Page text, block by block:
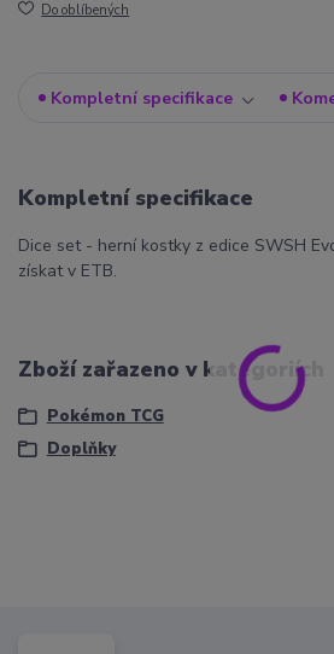
Do oblíbených
Kompletní specifikace
Kompletní specifikace
Dice set - herní kostky z edice SWSH
získat v ETB.
Zboží zařazeno v kategoriích
Pokémon TCG
Doplňky